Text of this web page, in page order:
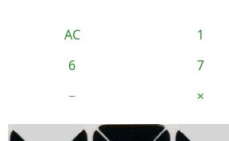
AC 1
6
7
−
×